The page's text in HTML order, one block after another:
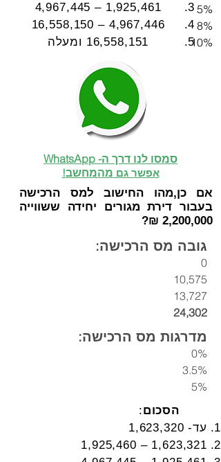
1,925,461 – 4,967,445
4,967,446 – 16,558,150
16,558,151 ומעלה
5%
8%
10%
סמסו לנו דרך ה- WhatsApp
אפשר גם מהמחשב!
אם כן,מהו החישוב למס הרכישה
בעבור דירת מגורים יחידה ששווייה
2,200,000 ₪?
גובה מס הרכישה:
0
10,575
13,727
24,302
מדרגות מס הרכישה:
0%
3.5%
5%
הסכום:
עד- 1,623,320
1,623,321 – 1,925,460